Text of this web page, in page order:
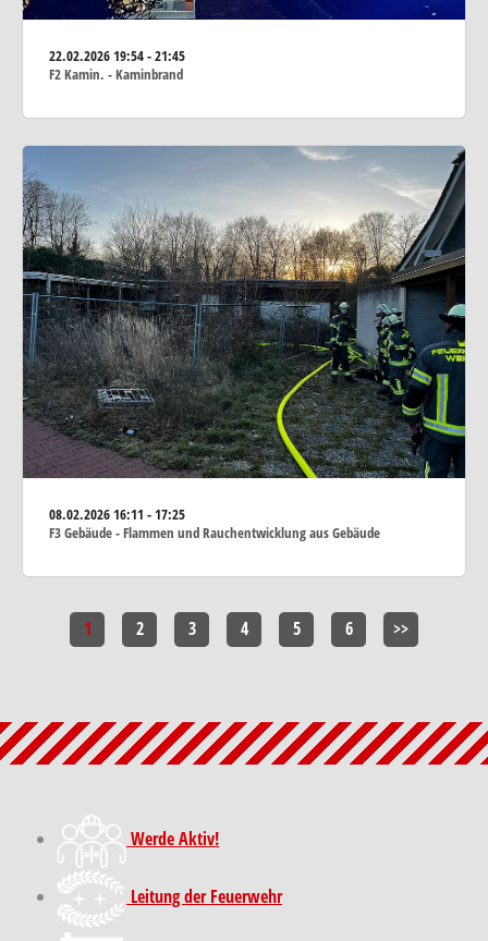
22.02.202619:54 - 21:45
F2 Kamin. - Kaminbrand
08.02.202616:11 - 17:25
F3 Gebäude - Flammen und Rauchentwicklung aus Gebäude
1 2 3 4 5 6 >>
Werde Aktiv!
Leitung der Feuerwehr